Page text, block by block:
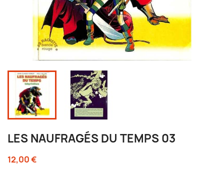
LES NAUFRAGÉS DU TEMPS 03
12,00 €